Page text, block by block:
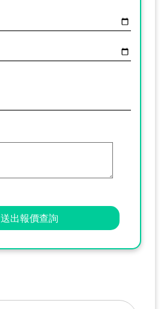
送出報價查詢